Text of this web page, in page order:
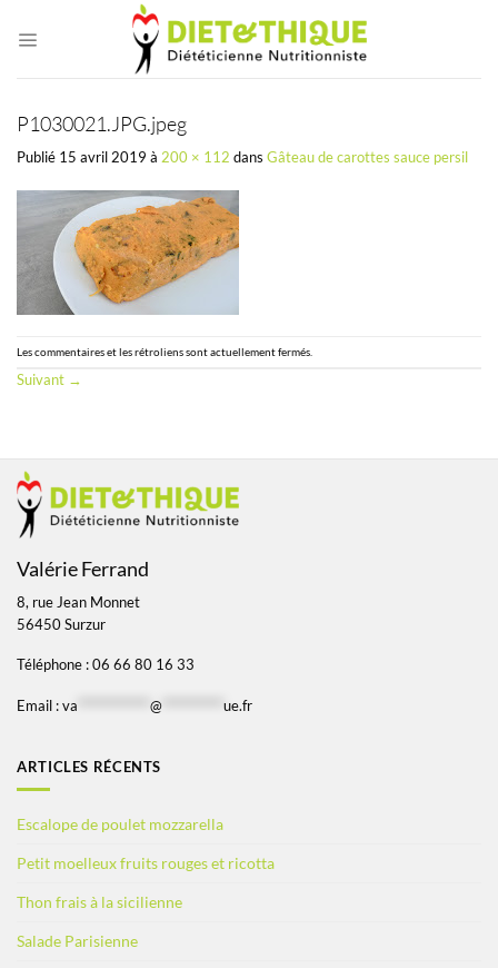
P1030021.JPG.jpeg
Publié 15 avril 2019 à 200 × 112 dans Gâteau de carottes sauce persil
Les commentaires et les rétroliens sont actuellement fermés.
Suivant →
Valérie Ferrand
8, rue Jean Monnet
56450 Surzur
Téléphone : 06 66 80 16 33
Email : va @ ue.fr
ARTICLES RÉCENTS
Escalope de poulet mozzarella
Petit moelleux fruits rouges et ricotta
Thon frais à la sicilienne
Salade Parisienne